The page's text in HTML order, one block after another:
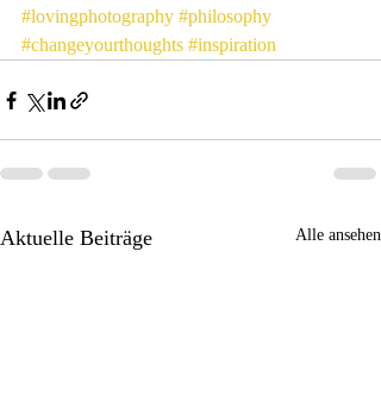
#lovingphotography #philosophy
#changeyourthoughts #inspiration
Aktuelle Beiträge Alle ansehen